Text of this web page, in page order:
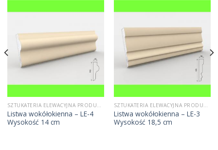
SZTUKATERIA ELEWACYJNA PRODUCENT
Listwa wokółokienna – LE-4
Wysokość 14 cm
SZTUKATERIA ELEWACYJNA PRODUCENT
Listwa wokółokienna – LE-3
Wysokość 18,5 cm